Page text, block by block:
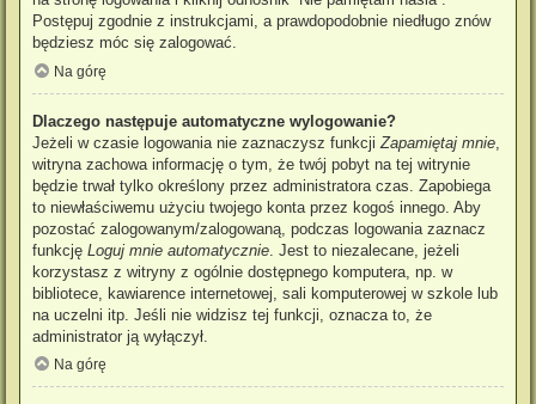
Postępuj zgodnie z instrukcjami, a prawdopodobnie niedługo znów
będziesz móc się zalogować.
Na górę
Dlaczego następuje automatyczne wylogowanie?
Jeżeli w czasie logowania nie zaznaczysz funkcji Zapamiętaj mnie
witryna zachowa informację o tym, że twój pobyt na tej witrynie
będzie trwał tylko określony przez administratora czas. Zapobiega
to niewłaściwemu użyciu twojego konta przez kogoś innego. Aby
pozostać zalogowanym/zalogowaną, podczas logowania zaznacz
funkcję Loguj mnie automatycznie . Jest to niezalecane, jeżeli
korzystasz z witryny z ogólnie dostępnego komputera, np. w
bibliotece, kawiarence internetowej, sali komputerowej w szkole lub
na uczelni itp. Jeśli nie widzisz tej funkcji, oznacza to, że
administrator ją wyłączył.
Na górę